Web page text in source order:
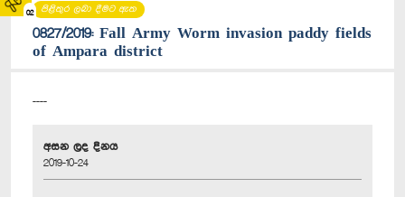
02 පිළිතුර ලබා දීමට ඇත
0827/2019: Fall Army Worm invasion paddy fields
of Ampara district
----
අසන ලද දිනය
2019-10-24